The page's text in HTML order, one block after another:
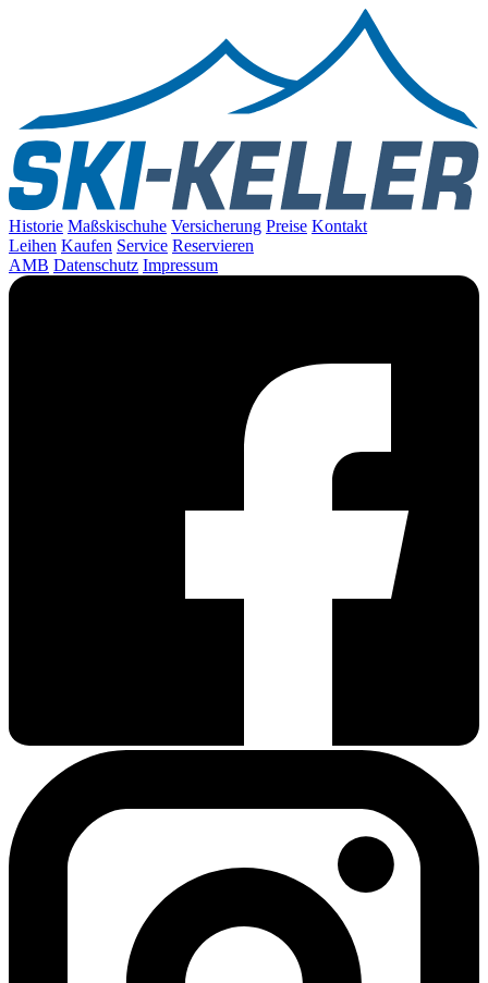
Historie Maßskischuhe Versicherung Preise Kontakt
Leihen Kaufen Service Reservieren
AMB Datenschutz Impressum